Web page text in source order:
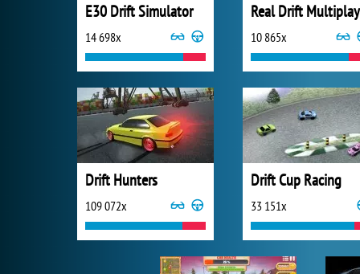
E30 Drift Simulator
14 698x
Real Drift
10 865x
Drift Hunters
109 072x
Drift Cup Racing
33 151x